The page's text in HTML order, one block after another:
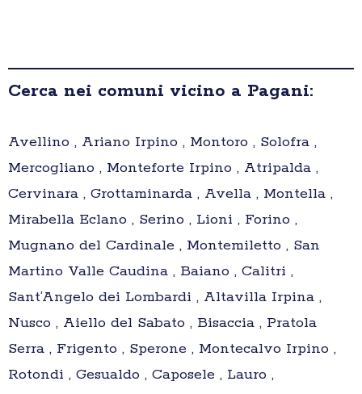
Cerca nei comuni vicino a Pagani:
Avellino , Ariano Irpino , Montoro , Solofra ,
Mercogliano , Monteforte Irpino , Atripalda ,
Cervinara , Grottaminarda , Avella , Montella ,
Mirabella Eclano , Serino , Lioni , Forino ,
Mugnano del Cardinale , Montemiletto , San
Martino Valle Caudina , Baiano , Calitri ,
Sant’Angelo dei Lombardi , Altavilla Irpina ,
Nusco , Aiello del Sabato , Bisaccia , Pratola
Serra , Frigento , Sperone , Montecalvo Irpino ,
Rotondi , Gesualdo , Caposele , Lauro ,